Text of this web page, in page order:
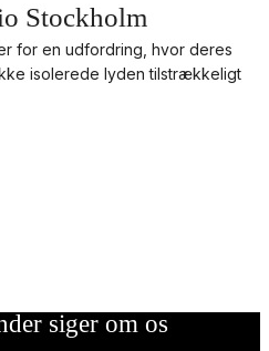
Stockholm
for en udfordring, hvor deres
isolerede lyden tilstrækkeligt
siger om os